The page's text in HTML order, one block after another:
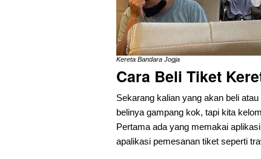
Kereta Bandara Jogja
Cara Beli Tiket
Sekarang kalian yang akan beli
belinya gampang kok, tapi kita
Pertama ada yang memakai
apalikasi pemesanan tiket seperti